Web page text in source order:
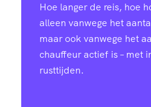
Hoe langer de reis, hoe
alleen vanwege het
maar ook vanwege het
chauffeur actief is – met
rusttijden.